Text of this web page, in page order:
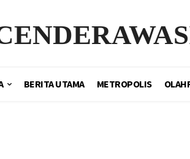
BERITA UTAMA METROPOLIS